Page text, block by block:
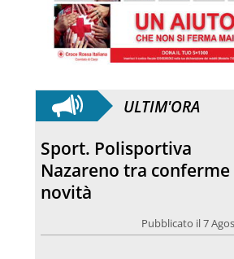
ULTIM'ORA
Quartirolo. La
ha concluso la sagra
Madonna della Neve
Pubblicato il 6